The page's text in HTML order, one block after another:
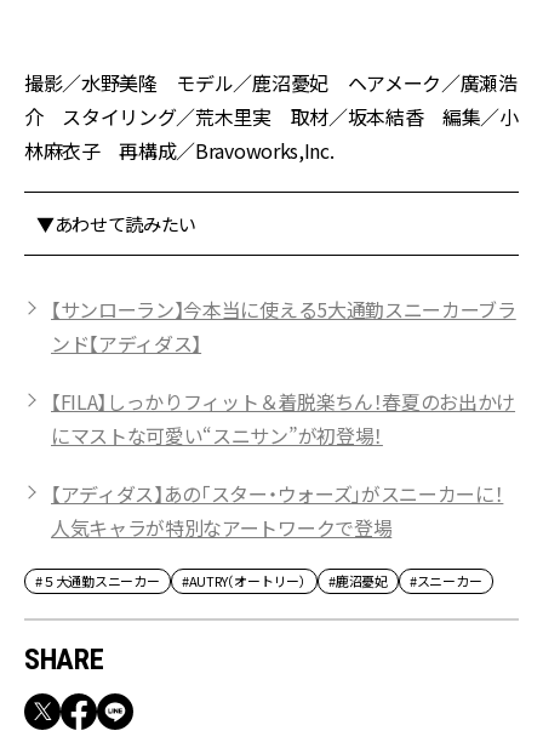
撮影／水野美隆 モデル／鹿沼憂妃 ヘアメーク／廣瀬浩
介 スタイリング／荒木里実 取材／坂本結香 編集／小
林麻衣子 再構成／Bravoworks,Inc.
▼あわせて読みたい
【サンローラン】今本当に使える5大通勤スニーカーブラ
ンド【アディダス】
【FILA】しっかりフィット＆着脱楽ちん！春夏のお出かけ
にマストな可愛い“スニサン”が初登場！
【アディダス】あの「スター・ウォーズ」がスニーカーに！
人気キャラが特別なアートワークで登場
#５大通勤スニーカー #AUTRY（オートリー） #鹿沼憂妃 #スニーカー
SHARE